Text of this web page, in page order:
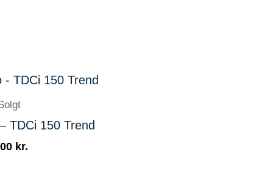
TDCi 150 Trend
kr.